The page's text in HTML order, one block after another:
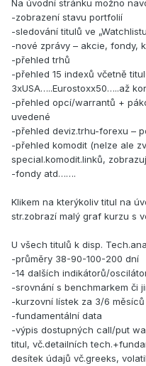
Na úvodní stránku možno
-zobrazení stavu portfolií
-sledování titulů ve
-nové zprávy – akcie, fondy,
-přehled trhů
-přehled 15 indexů včetně
3xUSA…..Eurostoxx50…..až
-přehled opcí/warrantů +
uvedené
-přehled deviz.trhu-forexu –
-přehled komodit (nelze ale
special.komodit.linků,
-fondy atd…….
Klikem na kterýkoliv titul na
str.zobrazí malý graf kurzu s
U všech titulů k disp.
-průměry 38-90-100-200 dní
-14 dalších indikátorů/
-srovnání s benchmarkem či
-kurzovní lístek za 3/6 měsíců
-fundamentální data
-výpis dostupných call/put
titul, vč.detailních
desítek údajů vč.greeks,